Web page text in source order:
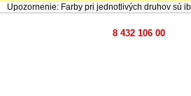
Upozornenie: Farby pri jednotlivých druhov sú
8 432 106 00